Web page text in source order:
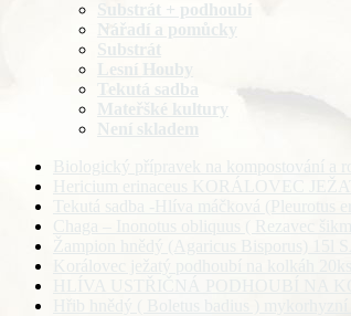
Substrát + podhoubí
Nářadí a pomůcky
Substrát
Lesní Houby
Tekutá sadba
Mateřšké kultury
Není skladem
Biologický přípravek na kompostování a
Hericium erinaceus KORÁLOVEC
Chaga – Inonotus obliquus ( Rezavec
Žampion hnědý (Agaricus Bisporus) 15l
HLÍVA USTŘIČNÁ PODHOUBÍ NA